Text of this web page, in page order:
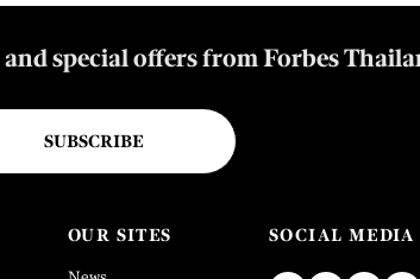
special offers from Forbes
SUBSCRIBE
OUR SITES SOCIAL MEDIA